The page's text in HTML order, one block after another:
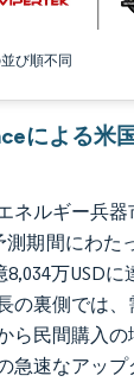
び順不同
による米
ネルギー兵器
測期間にわた
8,034万USD
の裏側では
ら民間購入
急速なアッ